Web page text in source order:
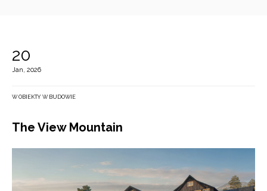
20
Jan, 2026
W OBIEKTY W BUDOWIE
The View Mountain